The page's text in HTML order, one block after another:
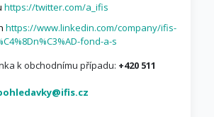
https://twitter.com/a_ifis
https://www.linkedin.com/company/ifis-
fond-a-s
k obchodnímu případu: +420 511